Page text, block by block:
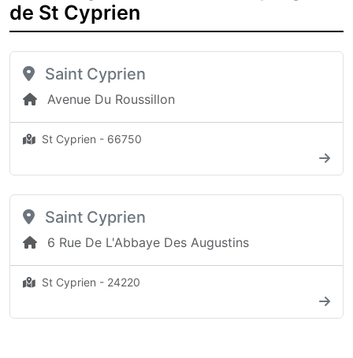
de St Cyprien
Saint Cyprien
Avenue Du Roussillon
St Cyprien - 66750
Saint Cyprien
6 Rue De L'Abbaye Des Augustins
St Cyprien - 24220